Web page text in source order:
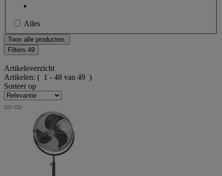
Alles
Toon alle producten.
Filters 49
Artikeloverzicht
Artikelen: ( 1 - 48 van 49 )
Sorteer op